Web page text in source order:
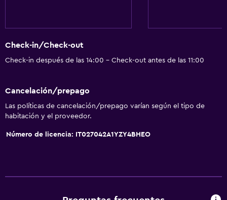
Check-in/Check-out
Check-in después de las 14:00 - Check-out antes de las 11:00
Cancelación/prepago
Las políticas de cancelación/prepago varían según el tipo de
habitación y el proveedor.
Número de licencia: IT027042A1YZY4BHEO